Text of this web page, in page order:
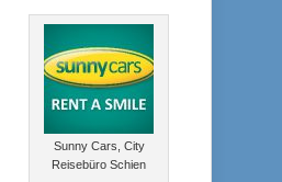
Sunny Cars, City
Reisebüro Schien